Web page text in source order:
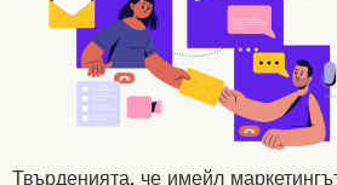
Социални мрежи
Твърденията, че имейл